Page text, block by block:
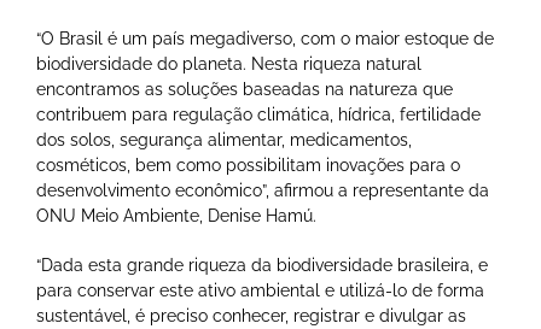
“O Brasil é um país megadiverso, com o maior estoque de
biodiversidade do planeta. Nesta riqueza natural
encontramos as soluções baseadas na natureza que
contribuem para regulação climática, hídrica, fertilidade
dos solos, segurança alimentar, medicamentos,
cosméticos, bem como possibilitam inovações para o
desenvolvimento econômico”, afirmou a representante da
ONU Meio Ambiente, Denise Hamú.
“Dada esta grande riqueza da biodiversidade brasileira, e
para conservar este ativo ambiental e utilizá-lo de forma
sustentável, é preciso conhecer, registrar e divulgar as